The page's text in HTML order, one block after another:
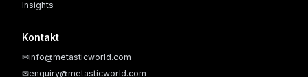
Insights
Kontakt
✉info@metasticworld.com
✉enquiry@metasticworld.com